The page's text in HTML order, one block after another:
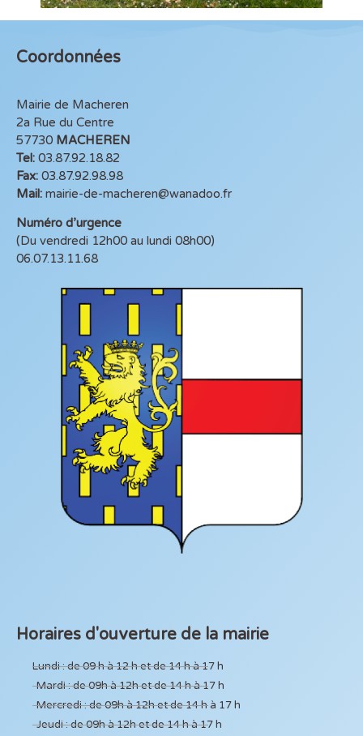
Coordonnées
Mairie de Macheren
2a Rue du Centre
57730 MACHEREN
Tel: 03.87.92.18.82
Fax: 03.87.92.98.98
Mail: mairie-de-macheren@wanadoo.fr
Numéro d’urgence
(Du vendredi 12h00 au lundi 08h00)
06.07.13.11.68
Horaires d'ouverture de la mairie
Lundi : de 09 h à 12 h et de 14 h à 17 h
Mardi : de 09h à 12h et de 14 h à 17 h
Mercredi : de 09h à 12h et de 14 h à 17 h
Jeudi : de 09h à 12h et de 14 h à 17 h